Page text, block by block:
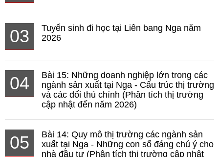
03
Tuyển sinh đi học tại Liên bang Nga năm
2026
04
Bài 15: Những doanh nghiệp lớn trong các
ngành sản xuất tại Nga - Cấu trúc thị trường
và các đối thủ chính (Phân tích thị trường
cập nhật đến năm 2026)
05
Bài 14: Quy mô thị trường các ngành sản
xuất tại Nga - Những con số đáng chú ý cho
nhà đầu tư (Phân tích thị trường cập nhật